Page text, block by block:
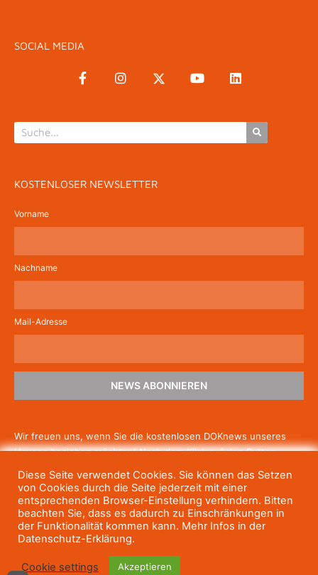
SOCIAL MEDIA
KOSTENLOSER NEWSLETTER
Vorname
Nachname
Mail-Adresse
NEWS ABONNIEREN
Wir freuen uns, wenn Sie die kostenlosen DOKnews unseres
Hauses beziehen möchten! Nach dem Klick auf den Button
um die Newsletter-Anmeldung abzuschließen. Wenn Sie unsere
Gratis-News irgendwann nicht mehr erhalten wollen, können
Siesich jederzeit einfach wieder abmelden.
Diese Seite verwendet Cookies. Sie können das Setzen
von Cookies durch die Seite jederzeit mit einer
entsprechenden Browser-Einstellung verhindern. Bitten
beachten Sie, dass es dadurch zu Einschränkungen in
der Funktionalität kommen kann. Mehr Infos in der
Datenschutz-Erklärung.
Cookie settings Akzeptieren